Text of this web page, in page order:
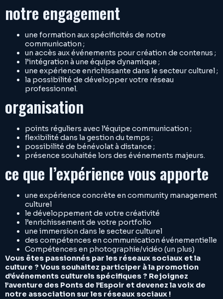
notre engagement
une formation aux spécificités de notre
communication ;
un accès aux événements pour création de contenus ;
l’intégration à une équipe dynamique ;
une expérience enrichissante dans le secteur culturel ;
la possibilité de développer votre réseau
professionnel.
organisation
points réguliers avec l’équipe communication ;
flexibilité dans la gestion du temps ;
possibilité de bénévolat à distance ;
présence souhaitée lors des événements majeurs.
ce que l’expérience vous apporte
une expérience concrète en community management
culturel
le développement de votre créativité
l’enrichissement de votre portfolio
une immersion dans le secteur culturel
des compétences en communication événementielle
Compétences en photographie/vidéo (un plus)
Vous êtes passionnés par les réseaux sociaux et la
culture ? Vous souhaitez participer à la promotion
d’événements culturels spécifiques ? Rejoignez
l’aventure des Ponts de l’Espoir et devenez la voix de
notre association sur les réseaux sociaux !